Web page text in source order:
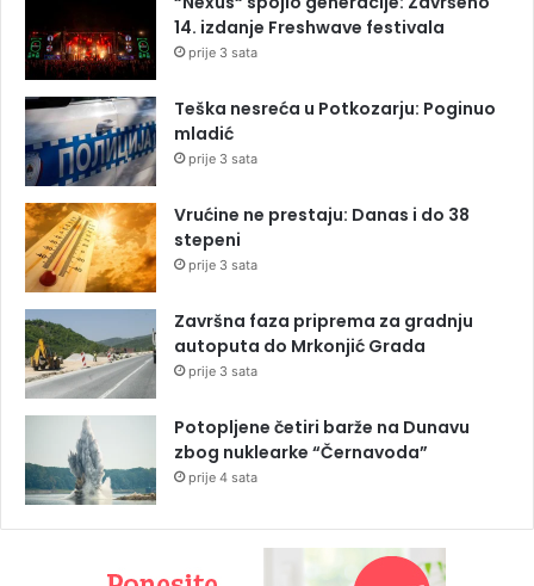
14. izdanje Freshwave festivala
prije 3 sata
Teška nesreća u Potkozarju: Poginuo
mladić
prije 3 sata
Vrućine ne prestaju: Danas i do 38
stepeni
prije 3 sata
Završna faza priprema za gradnju
autoputa do Mrkonjić Grada
prije 3 sata
Potopljene četiri barže na Dunavu
zbog nuklearke “Černavoda”
prije 4 sata